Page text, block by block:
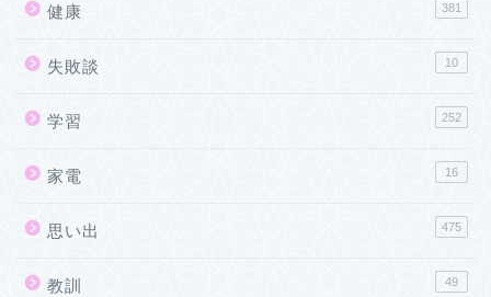
健康 381
失敗談 10
学習 252
家電 16
思い出 475
教訓 49